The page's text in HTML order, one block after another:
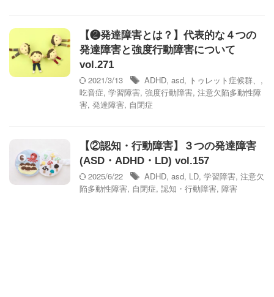
【❷発達障害とは？】代表的な４つの
発達障害と強度行動障害について
vol.271
2021/3/13
ADHD, asd, トゥレット症候群、 ,
吃音症, 学習障害, 強度行動障害, 注意欠陥多動性障
害, 発達障害, 自閉症
【②認知・行動障害】３つの発達障害
(ASD・ADHD・LD) vol.157
2025/6/22
ADHD, asd, LD, 学習障害, 注意欠
陥多動性障害, 自閉症, 認知・行動障害, 障害